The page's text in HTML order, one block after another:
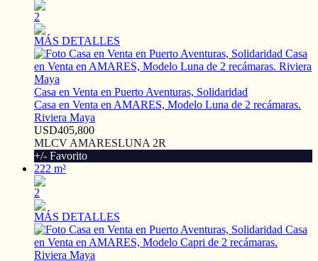
2
MÁS DETALLES
Casa en Venta en Puerto Aventuras, Solidaridad
Casa en Venta en AMARES, Modelo Luna de 2 recámaras.
Riviera Maya
USD405,800
MLCV AMARESLUNA 2R
+/- Favorito
222 m²
2
MÁS DETALLES